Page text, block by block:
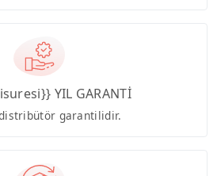
YIL GARANTİ
garantilidir.